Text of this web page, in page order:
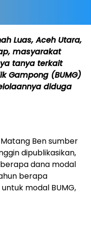
Luas, Aceh Utara,
masyarakat
tanya terkait
Gampong (BUMG)
diduga
Ben sumber
dipublikasikan,
dana modal
berapa
modal BUMG,